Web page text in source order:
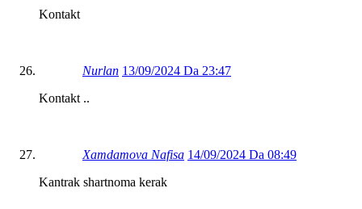
Kontakt
Nurlan 13/09/2024 Da 23:47
Kontakt ..
Xamdamova Nafisa 14/09/2024 Da 08:49
Kantrak shartnoma kerak